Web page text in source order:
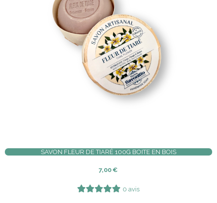
SAVON FLEUR DE TIARÉ 100G BOITE EN BOIS
7,00 €
0 avis